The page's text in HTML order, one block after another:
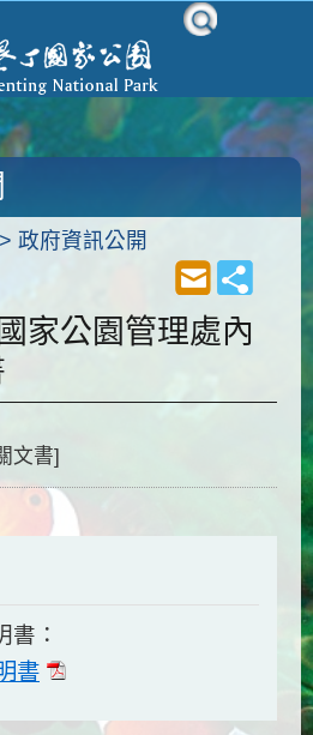
政府資訊公開
家公園管理處內
文書]
書：
書